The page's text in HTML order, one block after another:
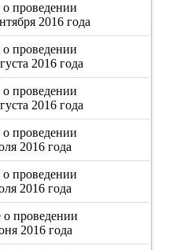
проведении
2016 года
проведении
2016 года
проведении
2016 года
проведении
2016 года
проведении
2016 года
проведении
2016 года